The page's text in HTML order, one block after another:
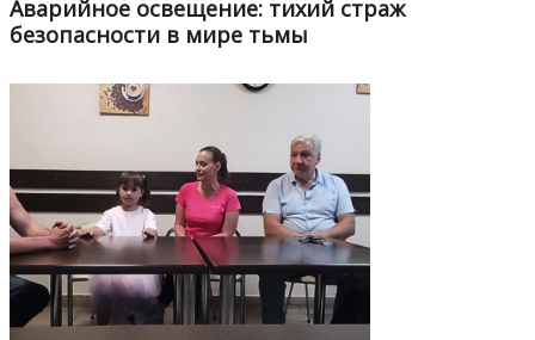
Аварийное освещение: тихий страж
безопасности в мире тьмы